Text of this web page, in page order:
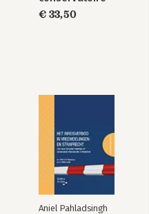
€ 33,50
Aniel Pahladsingh